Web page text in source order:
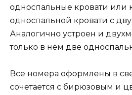
односпальные кровати или
односпальной кровати с
Аналогично устроен и
только в нём две
Все номера оформлены в
сочетается с бирюзовым и